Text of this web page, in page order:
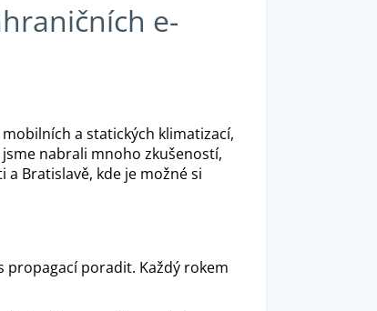
e-
a statických klimatizací,
nabrali mnoho zkušeností,
Bratislavě, kde je možné si
propagací poradit. Každý rokem